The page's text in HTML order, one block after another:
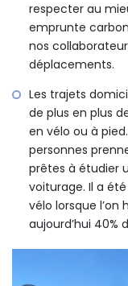
respecter au
emprunte
nos
déplacements.
Les trajets
de plus en plus
en vélo ou à
personnes
prêtes à étudier
voiturage. Il a
vélo lorsque l’on
aujourd’hui 40%